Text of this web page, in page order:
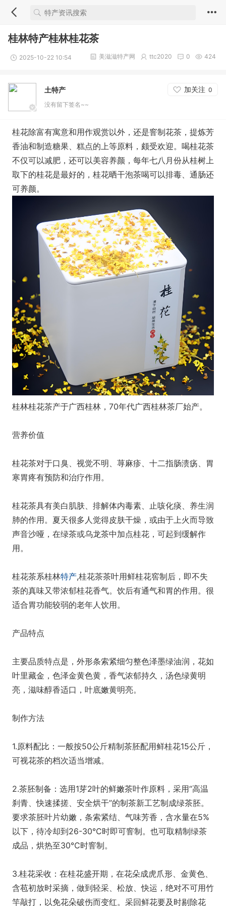
桂林特产桂林桂花茶
2025-10-22 10:54 424
0
ttc2020
美滋滋特产网
土特产 加关注 0
没有留下签名~~
桂花除富有寓意和用作观赏以外，还是窨制花茶，提炼芳
香油和制造糖果、糕点的上等原料，颇受欢迎。喝桂花茶
不仅可以减肥，还可以美容养颜，每年七八月份从桂树上
取下的桂花是最好的，桂花晒干泡茶喝可以排毒、通肠还
可养颜。
桂林桂花茶产于广西桂林，70年代广西桂林茶厂始产。
营养价值
桂花茶对于口臭、视觉不明、荨麻疹、十二指肠溃疡、胃
寒胃疼有预防和治疗作用。
桂花茶具有美白肌肤、排解体内毒素、止咳化痰、养生润
肺的作用。夏天很多人觉得皮肤干燥，或由于上火而导致
声音沙哑，在绿茶或乌龙茶中加点桂花，可起到缓解作
用。
桂花茶系桂林特产,桂花茶茶叶用鲜桂花窖制后，即不失
茶的真味又带浓郁桂花香气。饮后有通气和胃的作用。很
适合胃功能较弱的老年人饮用。
产品特点
主要品质特点是，外形条索紧细匀整色泽墨绿油润，花如
叶里藏金，色泽金黄色黄，香气浓郁持久，汤色绿黄明
亮，滋味醇香适口，叶底嫩黄明亮。
制作方法
1.原料配比：一般按50公斤精制茶胚配用鲜桂花15公斤，
可视花茶的档次适当增减。
2.茶胚制备：选用1芽2叶的鲜嫩茶叶作原料，采用“高温
刹青、快速揉搓、安全烘干”的制茶新工艺制成绿茶胚。
要求茶胚叶片幼嫩，条索紧结、气味芳香，含水量在5%
以下，待冷却到26-30℃时即可窨制。也可取精制绿茶
成品，烘热至30℃时窨制。
3.桂花采收：在桂花盛开期，在花朵成虎爪形、金黄色、
含苞初放时采摘，做到轻采、松放、快运，绝对不可用竹
竿敲打，以免花朵破伤而变红。采回鲜花要及时剔除花